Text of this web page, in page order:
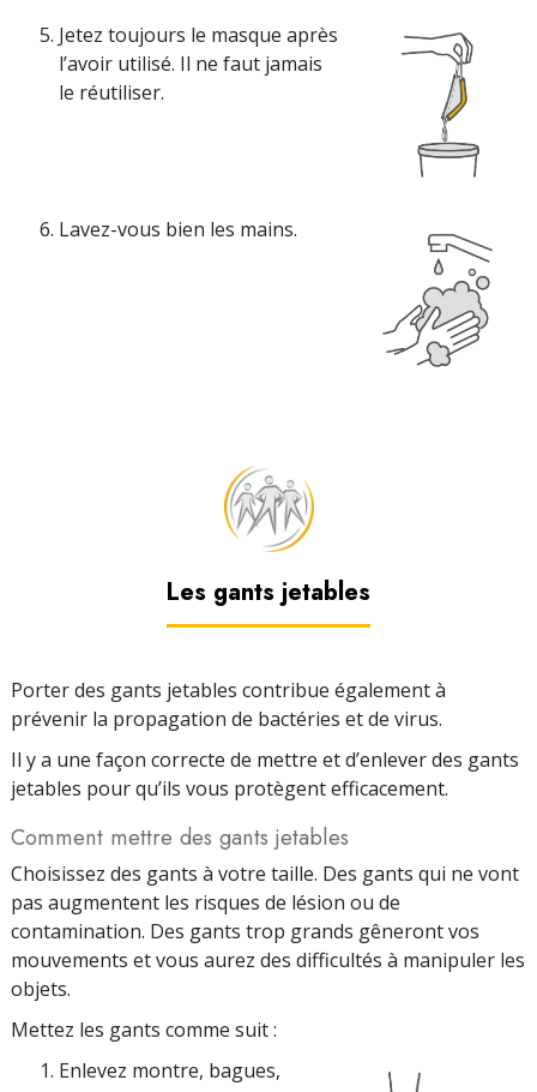
Jetez toujours le masque après
l’avoir utilisé. Il ne faut jamais
le réutiliser.
Lavez-vous bien les mains.
Les gants jetables
Porter des gants jetables contribue également à
prévenir la propagation de bactéries et de virus.
Il y a une façon correcte de mettre et d’enlever des gants
jetables pour qu’ils vous protègent efficacement.
Comment mettre des gants jetables
Choisissez des gants à votre taille. Des gants qui ne vont
pas augmentent les risques de lésion ou de
contamination. Des gants trop grands gêneront vos
mouvements et vous aurez des difficultés à manipuler les
objets.
Mettez les gants comme suit :
Enlevez montre, bagues,